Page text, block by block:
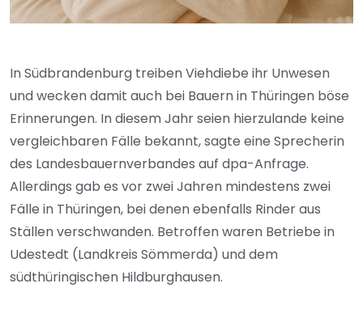
In Südbrandenburg treiben Viehdiebe ihr Unwesen
und wecken damit auch bei Bauern in Thüringen böse
Erinnerungen. In diesem Jahr seien hierzulande keine
vergleichbaren Fälle bekannt, sagte eine Sprecherin
des Landesbauernverbandes auf dpa-Anfrage.
Allerdings gab es vor zwei Jahren mindestens zwei
Fälle in Thüringen, bei denen ebenfalls Rinder aus
Ställen verschwanden. Betroffen waren Betriebe in
Udestedt (Landkreis Sömmerda) und dem
südthüringischen Hildburghausen.